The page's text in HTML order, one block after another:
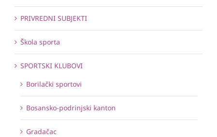
PRIVREDNI SUBJEKTI
Škola sporta
SPORTSKI KLUBOVI
Borilački sportovi
Bosansko-podrinjski kanton
Gradačac